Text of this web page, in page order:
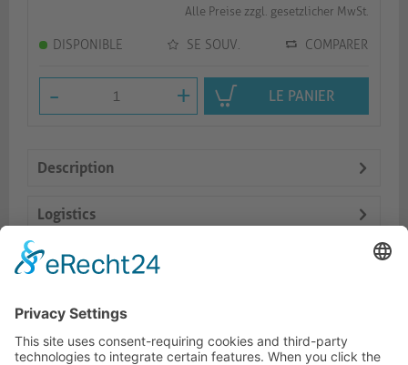
Alle Preise zzgl. gesetzlicher MwSt.
DISPONIBLE SE SOUV. COMPARER
- + LE PANIER
Description
Logistics
Dokumente
Prod. similaires